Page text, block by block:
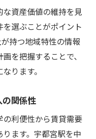
資産価値の維持を見
選ぶことがポイント
持つ地域特性の情報
を把握することで、
ります。
関係性
利便性から賃貸需要
ます。宇都宮駅を中